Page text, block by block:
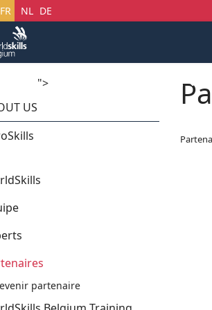
Sélectionnez votre langue
FR NL DE
"> Startech's Days
US
partenaire